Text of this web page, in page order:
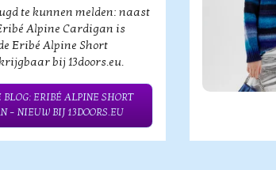
te kunnen melden: naast
Alpine Cardigan is
Eribé Alpine Short
bij 13doors.eu.
ERIBÉ ALPINE SHORT
– NIEUW BIJ 13DOORS.EU